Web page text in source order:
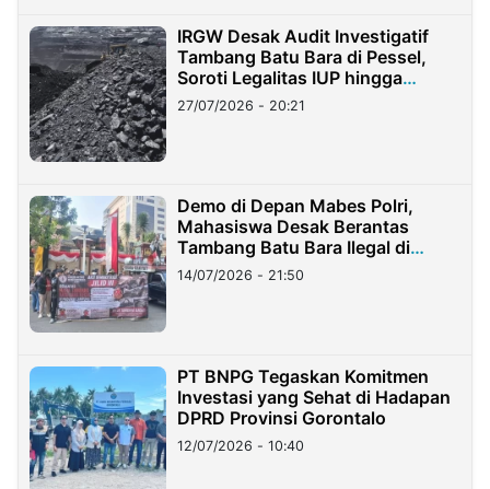
IRGW Desak Audit Investigatif
Tambang Batu Bara di Pessel,
Soroti Legalitas IUP hingga
Stockpile
27/07/2026 - 20:21
Demo di Depan Mabes Polri,
Mahasiswa Desak Berantas
Tambang Batu Bara Ilegal di
Lampung
14/07/2026 - 21:50
PT BNPG Tegaskan Komitmen
Investasi yang Sehat di Hadapan
DPRD Provinsi Gorontalo
12/07/2026 - 10:40